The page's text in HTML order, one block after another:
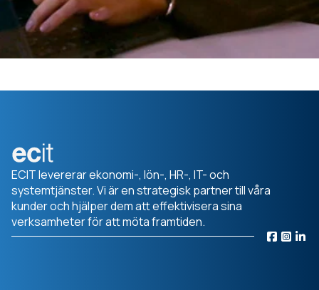
ECIT levererar ekonomi-, lön-, HR-, IT- och
systemtjänster. Vi är en strategisk partner till våra
kunder och hjälper dem att effektivisera sina
verksamheter för att möta framtiden.